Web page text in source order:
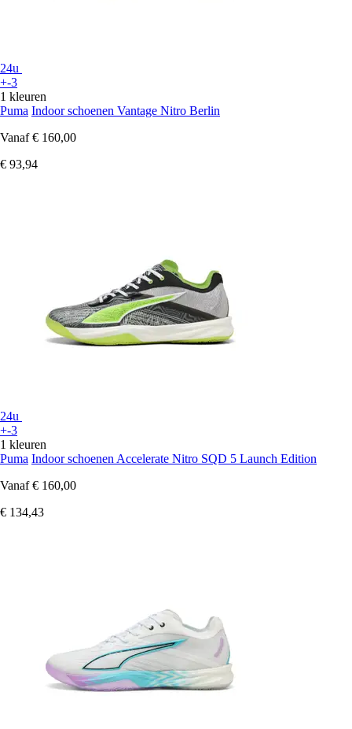
24u
+-3
1 kleuren
Puma Indoor schoenen Vantage Nitro Berlin
Vanaf € 160,00
€ 93,94
24u
+-3
1 kleuren
Puma Indoor schoenen Accelerate Nitro SQD 5 Launch Edition
Vanaf € 160,00
€ 134,43